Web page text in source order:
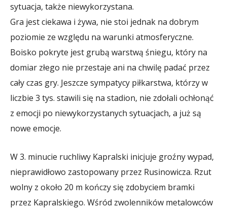
sytuacja, także niewykorzystana.
Gra jest ciekawa i żywa, nie stoi jednak na dobrym
poziomie ze względu na warunki atmosferyczne.
Boisko pokryte jest grubą warstwą śniegu, który na
domiar złego nie przestaje ani na chwilę padać przez
cały czas gry. Jeszcze sympatycy piłkarstwa, którzy w
liczbie 3 tys. stawili się na stadion, nie zdołali ochłonąć
z emocji po niewykorzystanych sytuacjach, a już są
nowe emocje.
W 3. minucie ruchliwy Kapralski inicjuje groźny wypad,
nieprawidłowo zastopowany przez Rusinowicza. Rzut
wolny z około 20 m kończy się zdobyciem bramki
przez Kapralskiego. Wśród zwolenników metalowców